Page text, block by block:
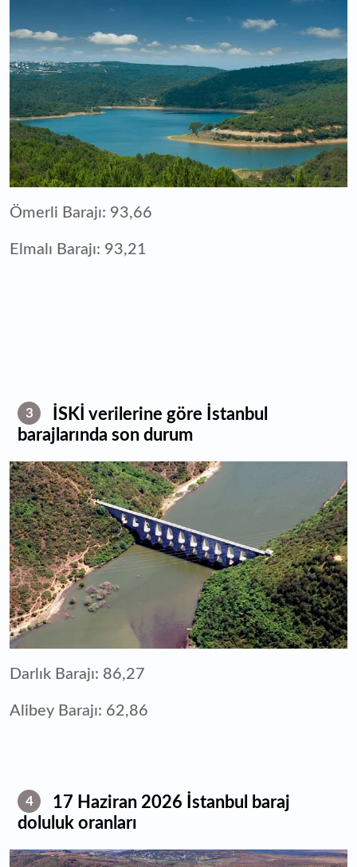
Ömerli Barajı: 93,66
Elmalı Barajı: 93,21
3
İSKİ verilerine göre İstanbul
barajlarında son durum
Darlık Barajı: 86,27
Alibey Barajı: 62,86
4
17 Haziran 2026 İstanbul baraj
doluluk oranları